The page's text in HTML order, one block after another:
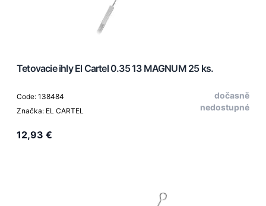
Tetovacie ihly El Cartel 0.35 13 MAGNUM 25 ks.
Code: 138484
Značka: EL CARTEL
dočasně
nedostupné
12,93 €